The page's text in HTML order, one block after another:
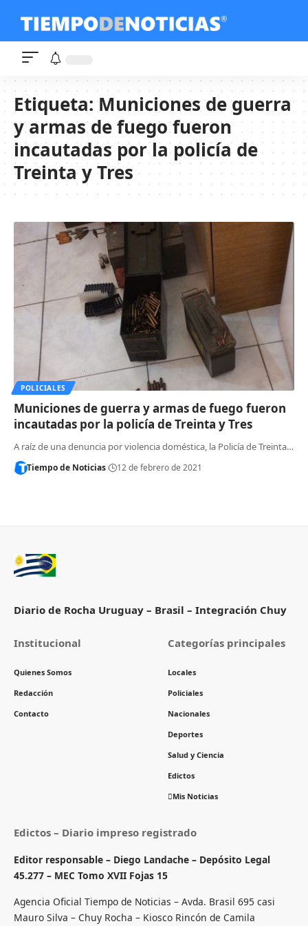
Etiqueta:Municiones de guerra
y armas de fuego fueron
incautadas por la policía de
Treinta y Tres
POLICIALES
Municiones de guerra y armas de fuego fueron
incautadas por la policía de Treinta y Tres
A raíz de una denuncia por violencia doméstica, la Policía de Treinta…
Tiempo de Noticias 12 de febrero de 2021
Diario de Rocha Uruguay – Brasil – Integración Chuy
Institucional
Quienes Somos
Redacción
Contacto
Categorías principales
Locales
Policiales
Nacionales
Deportes
Salud y Ciencia
Edictos
Mis Noticias
Edictos – Diario impreso registrado
Editor responsable – Diego Landache – Depósito Legal
45.277 – MEC Tomo XVII Fojas 15
Agencia Oficial Tiempo de Noticias – Avda. Brasil 695 casi
Mauro Silva – Chuy Rocha – Kiosco Rincón de Camila